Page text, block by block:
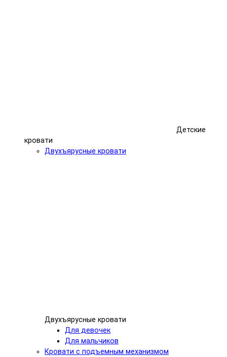
Детские
кровати
Двухъярусные кровати
Двухъярусные кровати
Для девочек
Для мальчиков
Кровати с подъемным механизмом